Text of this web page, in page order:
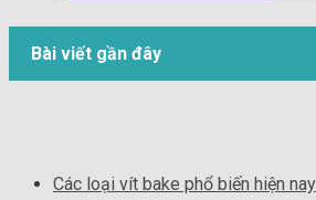
Bài viết gần đây
Các loại vít bake phổ biến hiện